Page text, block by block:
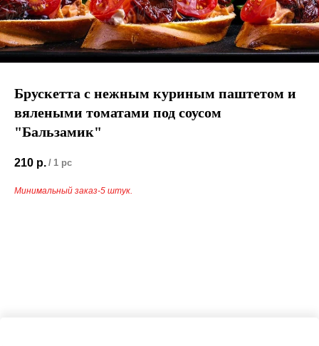
Брускетта с нежным куриным паштетом и
вялеными томатами под соусом
"Бальзамик"
210 р. / 1 pc
Минимальный заказ-5 штук.